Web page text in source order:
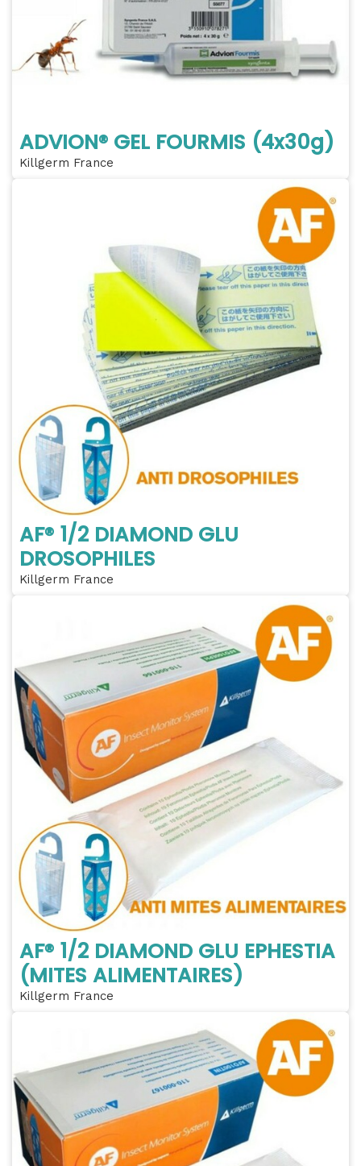
ADVION® GEL FOURMIS (4x30g)
Killgerm France
AF® 1/2 DIAMOND GLU
DROSOPHILES
Killgerm France
AF® 1/2 DIAMOND GLU EPHESTIA
(MITES ALIMENTAIRES)
Killgerm France